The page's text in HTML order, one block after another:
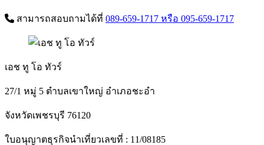
สามารถสอบถามได้ที่ 089-659-1717 หรือ 095-659-1717
เอช ทู โอ ทัวร์
27/1 หมู่ 5 ตำบลเขาใหญ่ อำเภอชะอำ
จังหวัดเพชรบุรี 76120
ใบอนุญาตธุรกิจนำเที่ยวเลขที่ : 11/08185